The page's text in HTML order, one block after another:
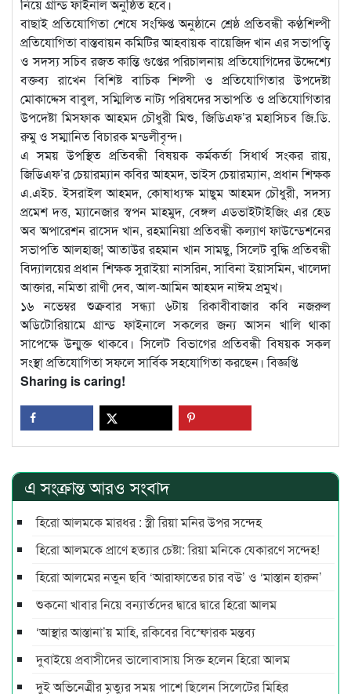
নিয়ে গ্রান্ড ফাইনাল অনুষ্ঠিত হবে।
বাছাই প্রতিযোগিতা শেষে সংক্ষিপ্ত অনুষ্ঠানে শ্রেষ্ঠ প্রতিবন্ধী কণ্ঠশিল্পী
প্রতিযোগিতা বাস্তবায়ন কমিটির আহবায়ক বায়েজিদ খান এর সভাপত্বি
ও সদস্য সচিব রজত কান্তি গুপ্তের পরিচালনায় প্রতিযোগিদের উদ্দেশ্যে
বক্তব্য রাখেন বিশিষ্ট বাচিক শিল্পী ও প্রতিযোগিতার উপদেষ্টা
মোকাদ্দেস বাবুল, সম্মিলিত নাট্য পরিষদের সভাপতি ও প্রতিযোগিতার
উপদেষ্টা মিসফাক আহমদ চৌধুরী মিশু, জিডিএফ’র মহাসিচব জি.ডি.
রুমু ও সম্মানিত বিচারক মন্ডলীবৃন্দ।
এ সময় উপস্থিত প্রতিবন্ধী বিষয়ক কর্মকর্তা সিধার্থ সংকর রায়,
জিডিএফ’র চেয়ারম্যান কবির আহমদ, ভাইস চেয়ারম্যান, প্রধান শিক্ষক
এ.এইচ. ইসরাইল আহমদ, কোষাধ্যক্ষ মাছুম আহমদ চৌধুরী, সদস্য
প্রমেশ দত্ত, ম্যানেজার স্বপন মাহমুদ, বেঙ্গল এডভাইটাইজিং এর হেড
অব অপারেশন রাসেদ খান, রহমানিয়া প্রতিবন্ধী কল্যাণ ফাউন্ডেশনের
সভাপতি আলহাজ¦ আতাউর রহমান খান সামছু, সিলেট বুদ্ধি প্রতিবন্ধী
বিদ্যালয়ের প্রধান শিক্ষক সুরাইয়া নাসরিন, সাবিনা ইয়াসমিন, খালেদা
আক্তার, নমিতা রাণী দেব, আল-আমিন আহমদ নাঈম প্রমুখ।
১৬ নভেম্বর শুক্রবার সন্ধ্যা ৬টায় রিকাবীবাজার কবি নজরুল
অডিটোরিয়ামে গ্রান্ড ফাইনালে সকলের জন্য আসন খালি থাকা
সাপেক্ষে উন্মুক্ত থাকবে। সিলেট বিভাগের প্রতিবন্ধী বিষয়ক সকল
সংস্থা প্রতিযোগিতা সফলে সার্বিক সহযোগিতা করছেন। বিজ্ঞপ্তি
Sharing is caring!
এ সংক্রান্ত আরও সংবাদ
হিরো আলমকে মারধর : স্ত্রী রিয়া মনির উপর সন্দেহ
হিরো আলমকে প্রাণে হত্যার চেষ্টা: রিয়া মনিকে যেকারণে সন্দেহ!
হিরো আলমের নতুন ছবি ‌‘আরাফাতের চার বউ’ ও ‘মাস্তান হারুন’
শুকনো খাবার নিয়ে বন্যার্তদের দ্বারে দ্বারে হিরো আলম
‘আস্থার আস্তানা’য় মাহি, রকিবের বিস্ফোরক মন্তব্য
দুবাইয়ে প্রবাসীদের ভালোবাসায় সিক্ত হলেন হিরো আলম
দুই অভিনেত্রীর মৃত্যুর সময় পাশে ছিলেন সিলেটের মিহির